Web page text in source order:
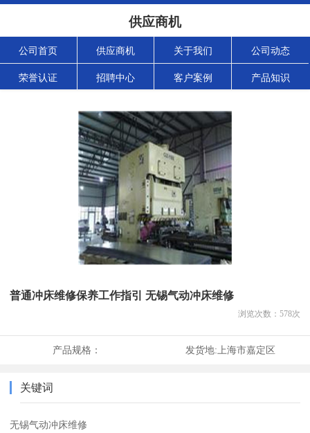
供应商机
公司首页 供应商机 关于我们 公司动态
荣誉认证 招聘中心 客户案例 产品知识
普通冲床维修保养工作指引 无锡气动冲床维修
浏览次数： 578次
产品规格： 发货地: 上海市嘉定区
关键词
无锡气动冲床维修